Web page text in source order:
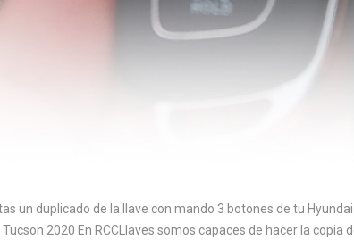
un duplicado de la llave con mando 3 botones de tu
Tucson 2020 En RCCLlaves somos capaces de hacer la